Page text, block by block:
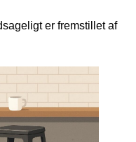
er fremstillet af